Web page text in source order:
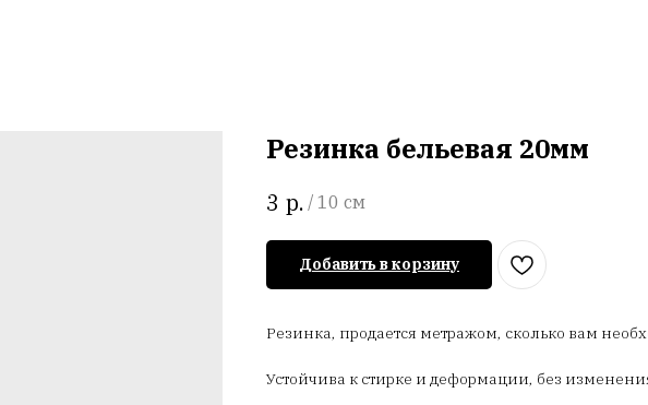
Резинка бельевая 20мм
3 р. / 10 см
Добавить в корзину
Резинка, продается метражом, сколько вам
Устойчива к стирке и деформации, без